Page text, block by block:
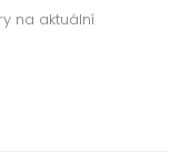
na aktuální